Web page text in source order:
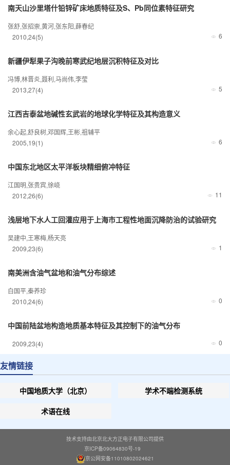
南天山沙里塔什铅锌矿床地质特征及S、Pb同位素特征研究
张舒,张招崇,黄河,张东阳,薛春纪
2010,24(5) 6
新疆伊犁果子沟晚前寒武纪地层沉积特征及对比
冯博,林晋炎,聂利,马尚伟,李莹
2013,27(4) 5
江西吉泰盆地碱性玄武岩的地球化学特征及其构造意义
余心起,舒良树,邓国辉,王彬,祖辅平
2005,19(1) 6
中国东北地区太平洋板块精细俯冲特征
江国明,张贵宾,徐峣
2012,26(6) 11
浅层地下水人工回灌应用于上海市工程性地面沉降防治的试验研究
吴建中,王寒梅,杨天亮
2009,23(6) 1
南美洲含油气盆地和油气分布综述
白国平,秦养珍
2010,24(6) 0
中国前陆盆地构造地质基本特征及其控制下的油气分布
2009,23(4) 0
友情链接
中国地质大学（北京）
学术不端检测系统
术语在线
技术支持由北京北大方正电子有限公司提供
京ICP备09064830号-19
京公网安备11010802024621